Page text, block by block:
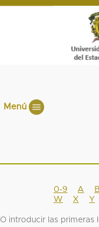
Menú
0-9 A B
W
X Y
O introducir las primeras